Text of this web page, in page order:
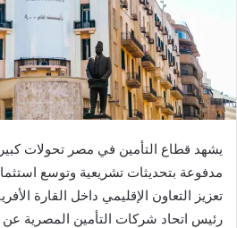
يشهد قطاع التأمين في مصر تحولات
مدفوعة بتحديثات تشريعية وتوسع
تعزيز التعاون الإقليمي داخل القارة
رئيس اتحاد شركات التأمين المصرية